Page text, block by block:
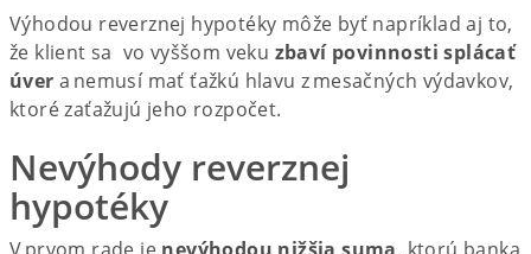
Výhodou reverznej hypotéky môže byť napríklad aj to,
že klient sa vo vyššom veku zbaví povinnosti splácať
úver a nemusí mať ťažkú hlavu z mesačných výdavkov,
ktoré zaťažujú jeho rozpočet.
Nevýhody reverznej
hypotéky
V prvom rade je nevýhodou nižšia suma, ktorú banka